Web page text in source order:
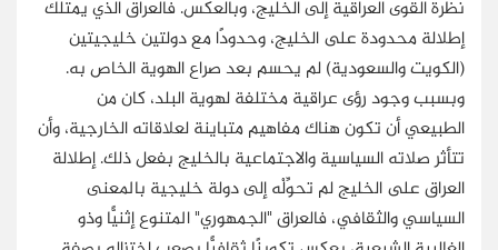
نظرة القوى العراقية إلى الخليج، وبالعكس. فالعراق الذي يمتلك
إطلالة محدودة على الخليج، وحدودًا مع دولتين خليجيتين
(الكويت والسعودية) لم يحسم بعد صراع الهوية الخاص به.
وبسبب وجود رؤى عراقية مختلفة لهوية البلد، كان من
الطبيعي أن تكون هناك مفاهيم متباينة لعلاقاته الخارجية، وأن
تتأثر صلاته السياسية والاجتماعية بالخليج بفعل ذلك. إطلالة
العراق على الخليج لم تحوِّلْه إلى دولة خليجية بالمعنى
السياسي والثقافي، فالعراق "الجمهوري" المتنوع إثنيًّا وذو